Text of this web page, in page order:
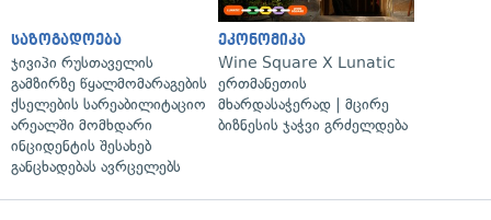
საზოგადოება
ჯივიპი რუსთაველის
გამზირზე წყალმომარაგების
ქსელების სარეაბილიტაციო
არეალში მომხდარი
ინციდენტის შესახებ
განცხადებას ავრცელებს
ეკონომიკა
Wine Square X Lunatic
ერთმანეთის
მხარდასაჭერად | მცირე
ბიზნესის ჯაჭვი გრძელდება